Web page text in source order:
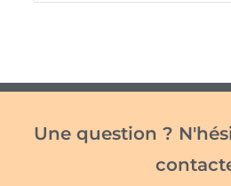
Une question ?